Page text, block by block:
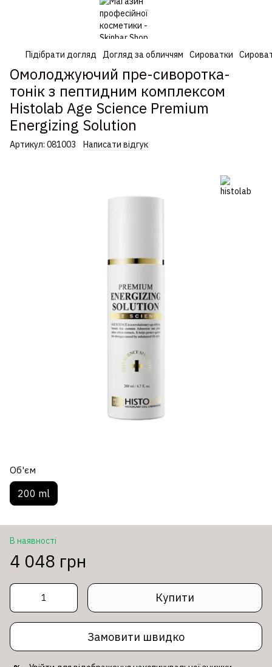
Підібрати догляд Догляд за обличчям Сироватки
Омолоджуючий пре-сиворотка-
тонік з пептидним комплексом
Histolab Age Science Premium
Energizing Solution
Артикул: 081003 Написати відгук
Об'єм
200 ml
В наявності
4 048 грн
Купити
Замовити швидко